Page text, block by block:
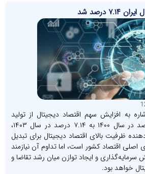
درصد شد
به افزایش سهم اقتصاد دیجیتال از تولید
ناخالص ملی از ۴.۴۹ درصد در سال ۱۴۰۰ به ۷.۱۴ درصد در سال ۱۴۰۳،
ظرفیت بالای اقتصاد دیجیتال برای تبدیل
اقتصاد کشور است، اما تداوم آن نیازمند
سرمایه‌گذاری و ایجاد توازن میان رشد تقاضا و
خواهد بود.